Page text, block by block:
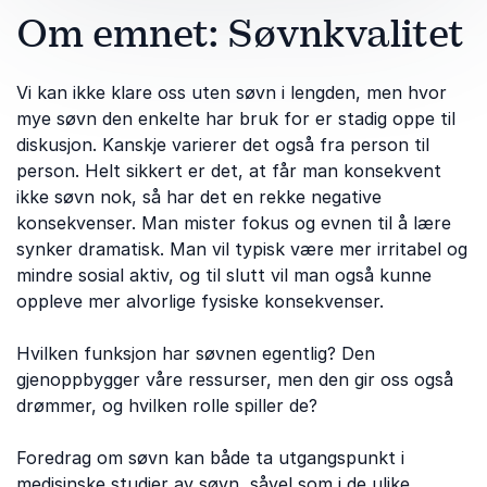
Om emnet: Søvnkvalitet
Vi kan ikke klare oss uten søvn i lengden, men hvor
mye søvn den enkelte har bruk for er stadig oppe til
diskusjon. Kanskje varierer det også fra person til
person. Helt sikkert er det, at får man konsekvent
ikke søvn nok, så har det en rekke negative
konsekvenser. Man mister fokus og evnen til å lære
synker dramatisk. Man vil typisk være mer irritabel og
mindre sosial aktiv, og til slutt vil man også kunne
oppleve mer alvorlige fysiske konsekvenser.
Hvilken funksjon har søvnen egentlig? Den
gjenoppbygger våre ressurser, men den gir oss også
drømmer, og hvilken rolle spiller de?
Foredrag om søvn kan både ta utgangspunkt i